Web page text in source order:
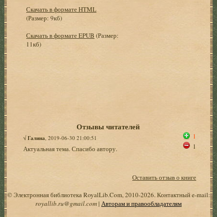
Скачать в формате HTML
(Размер: 9кб)
Скачать в формате EPUB (Размер:
11кб)
Отзывы читателей
√Галина , 2019-06-30 21:00:51
Актуальная тема. Спасибо автору.
1
1
Оставить отзыв о книге
© Электронная библиотека RoyalLib.Com, 2010-2026. Контактный e-mail:
royallib.ru@gmail.com| Авторам и правообладателям